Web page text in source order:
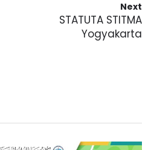
Next
STATUTA STITMA
Yogyakarta